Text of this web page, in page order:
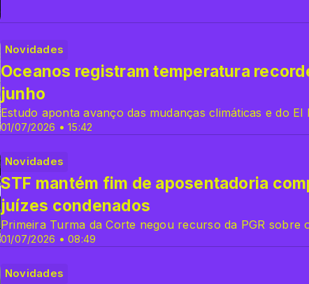
Novidades
01/07/2026 • 15:42
Oceanos registram temperatura
junho
Estudo aponta avanço das mudanças climáticas e do El
Novidades
01/07/2026 • 08:49
STF mantém fim de aposentadoria
juízes condenados
Primeira Turma da Corte negou recurso da PGR sobre
Novidades